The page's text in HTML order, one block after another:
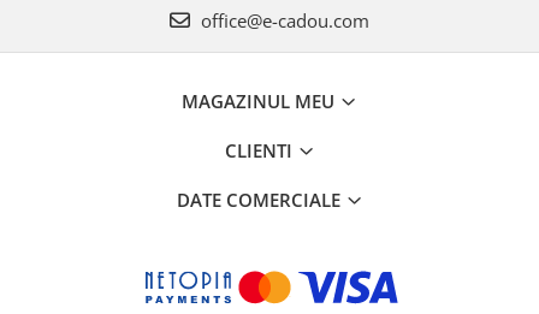
office@e-cadou.com
MAGAZINUL MEU
CLIENTI
DATE COMERCIALE